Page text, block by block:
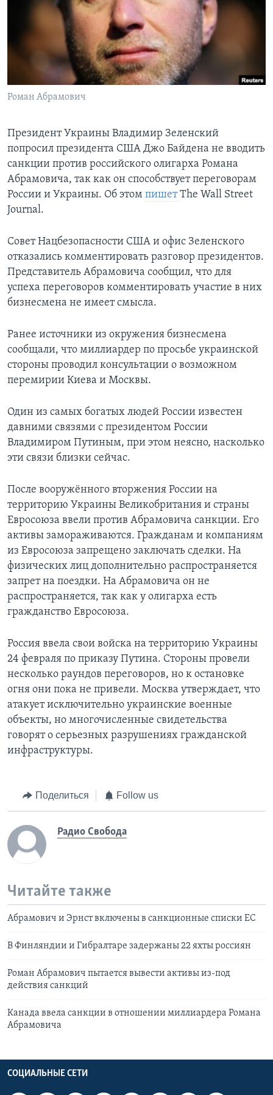
Learning English
СОЦИАЛЬНЫЕ СЕТИ
Роман Абрамович
Президент Украины Владимир Зеленский
попросил президента США Джо Байдена не вводить
санкции против российского олигарха Романа
Абрамовича, так как он способствует переговорам
России и Украины. Об этом пишетThe Wall Street
Journal.
Совет Нацбезопасности США и офис Зеленского
отказались комментировать разговор президентов.
Представитель Абрамовича сообщил, что для
успеха переговоров комментировать участие в них
бизнесмена не имеет смысла.
Ранее источники из окружения бизнесмена
сообщали, что миллиардер по просьбе украинской
стороны проводил консультации о возможном
перемирии Киева и Москвы.
Один из самых богатых людей России известен
давними связями с президентом России
Владимиром Путиным, при этом неясно, насколько
эти связи близки сейчас.
После вооружённого вторжения России на
территорию Украины Великобритания и страны
Евросоюза ввели против Абрамовича санкции. Его
активы замораживаются. Гражданам и компаниям
из Евросоюза запрещено заключать сделки. На
физических лиц дополнительно распространяется
запрет на поездки. На Абрамовича он не
распространяется, так как у олигарха есть
гражданство Евросоюза.
Россия ввела свои войска на территорию Украины
24 февраля по приказу Путина. Стороны провели
несколько раундов переговоров, но к остановке
огня они пока не привели. Москва утверждает, что
атакует исключительно украинские военные
объекты, но многочисленные свидетельства
говорят о серьезных разрушениях гражданской
инфраструктуры.
Поделиться Follow us
Радио Свобода
Читайте также
Абрамович и Эрнст включены в санкционные списки ЕС
В Финляндии и Гибралтаре задержаны 22 яхты россиян
Роман Абрамович пытается вывести активы из-под
действия санкций
Канада ввела санкции в отношении миллиардера Романа
Абрамовича
СОЦИАЛЬНЫЕ СЕТИ